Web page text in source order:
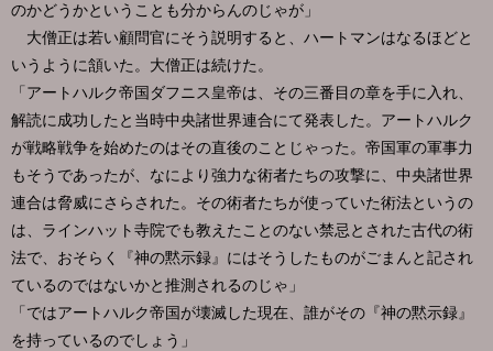
のかどうかということも分からんのじゃが」
大僧正は若い顧問官にそう説明すると、ハートマンはなるほどと
いうように頷いた。大僧正は続けた。
「アートハルク帝国ダフニス皇帝は、その三番目の章を手に入れ、
解読に成功したと当時中央諸世界連合にて発表した。アートハルク
が戦略戦争を始めたのはその直後のことじゃった。帝国軍の軍事力
もそうであったが、なにより強力な術者たちの攻撃に、中央諸世界
連合は脅威にさらされた。その術者たちが使っていた術法というの
は、ラインハット寺院でも教えたことのない禁忌とされた古代の術
法で、おそらく『神の黙示録』にはそうしたものがごまんと記され
ているのではないかと推測されるのじゃ」
「ではアートハルク帝国が壊滅した現在、誰がその『神の黙示録』
を持っているのでしょう」